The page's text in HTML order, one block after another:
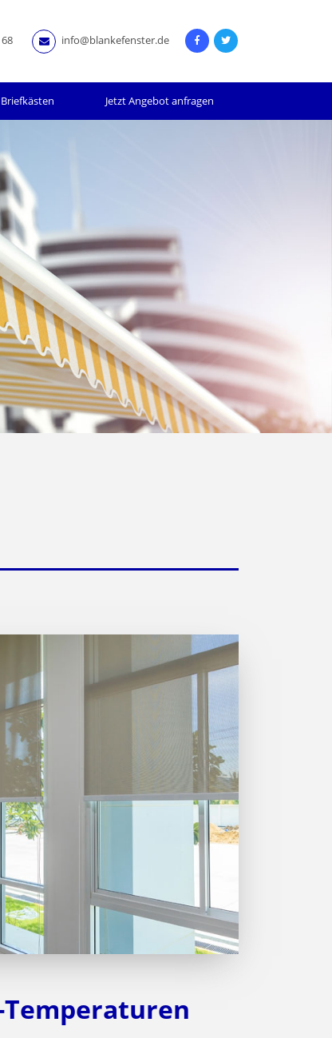
info@blankefenster.de
Briefkästen Jetzt Angebot anfragen